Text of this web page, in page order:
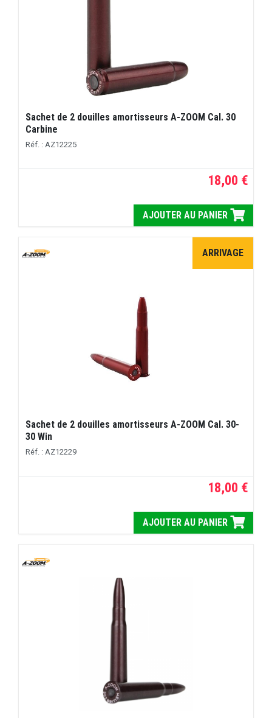
Sachet de 2 douilles amortisseurs A-ZOOM Cal. 30
Carbine
Réf. : AZ12225
18,00 €
AJOUTER AU PANIER
ARRIVAGE
Sachet de 2 douilles amortisseurs A-ZOOM Cal. 30-
30 Win
Réf. : AZ12229
18,00 €
AJOUTER AU PANIER